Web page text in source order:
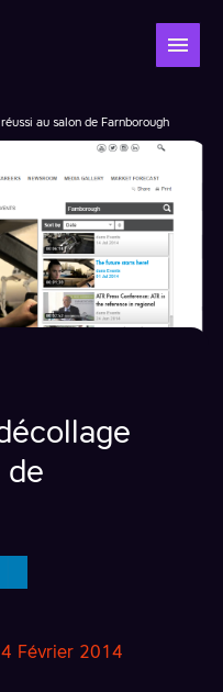
au salon de Farnborough
de
Février 2014